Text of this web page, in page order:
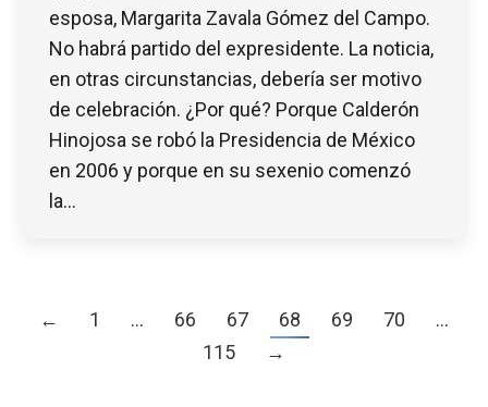
esposa, Margarita Zavala Gómez del Campo.
No habrá partido del expresidente. La noticia,
en otras circunstancias, debería ser motivo
de celebración. ¿Por qué? Porque Calderón
Hinojosa se robó la Presidencia de México
en 2006 y porque en su sexenio comenzó
la…
← 1 … 66 67 68 69 70
…
115
→